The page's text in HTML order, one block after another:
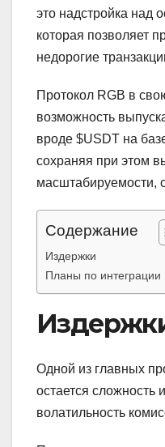
это надстройка над
которая позволяет
недорогие
Протокол RGB в
возможность
вроде $USDT на
сохраняя при этом
масштабируемости,
Содержание
Издержки
Планы по интеграции
Одной из главных
остается сложность
волатильность